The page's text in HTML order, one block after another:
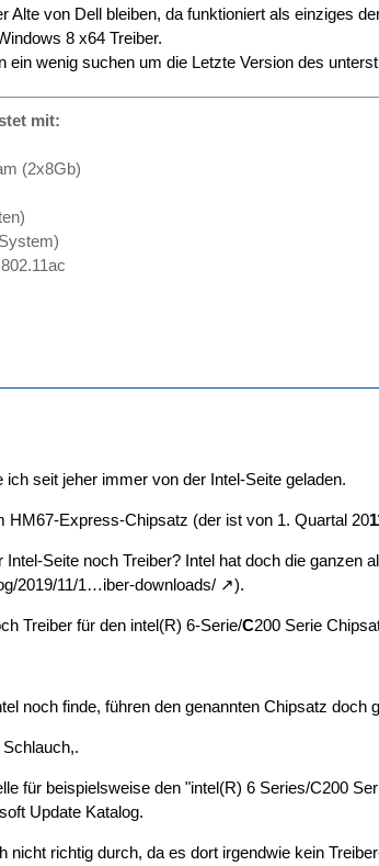
Alte von Dell bleiben, da funktioniert als einziges
8 x64 Treiber.
ein wenig suchen um die Letzte Version des
mit:
(2x8Gb)
seit jeher immer von der Intel-Seite geladen.
HM67-Express-Chipsatz (der ist von 1. Quartal 20
Seite noch Treiber? Intel hat doch die ganzen
2019/11/1…iber-downloads/ ).
Treiber für den intel(R) 6-Serie/C200 Serie
noch finde, führen den genannten Chipsatz doch
für beispielsweise den "intel(R) 6 Series/C200
Update Katalog.
nicht richtig durch, da es dort irgendwie kein